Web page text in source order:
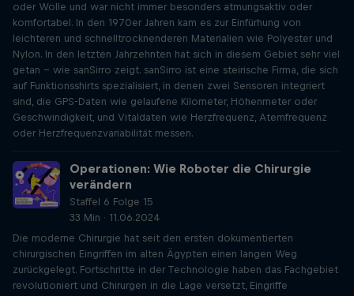
oder Wolle und war nicht immer besonders atmungsaktiv oder
komfortabel. In den 1970er Jahren kam es zur Einfürhung von
leichteren und schnelltrocknenderen Materialien wie Polyester und
Nylon. In den letzten Jahrzehnten hat sich in diesem Gebiet sehr viel
getan - wie sanSirro zeigt. sanSirro ist eine steirische Firma, die sich
auf Funktionsshirts spezialisiert, in denen zwei Sensoren integriert
sind, die GPS-Daten wie gelaufene Kilometer, Höhenmeter oder
Geschwindigkeit, und Vitaldaten wie Herzfrequenz, Atemfrequenz
oder Herzfrequenzvariabilität messen.
Operationen: Wie Roboter die Chirurgie
verändern
Staffel 6 Folge 15
33 Min · 11.06.2024
Die moderne Chirurgie hat seit den ersten dokumentierten
chirurgischen Eingriffen im alten Ägypten einen langen Weg
zurückgelegt. Fortschritte in der Technologie haben das Fachgebiet
revolutioniert und Chirurgen in die Lage versetzt, Eingriffe